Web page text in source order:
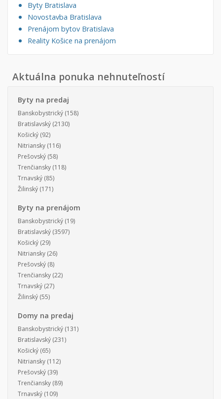
Byty Bratislava
Novostavba Bratislava
Prenájom bytov Bratislava
Reality Košice na prenájom
Aktuálna ponuka nehnuteľností
Byty na predaj
Banskobystrický (158)
Bratislavský (2130)
Košický (92)
Nitriansky (116)
Prešovský (58)
Trenčiansky (118)
Trnavský (85)
Žilinský (171)
Byty na prenájom
Banskobystrický (19)
Bratislavský (3597)
Košický (29)
Nitriansky (26)
Prešovský (8)
Trenčiansky (22)
Trnavský (27)
Žilinský (55)
Domy na predaj
Banskobystrický (131)
Bratislavský (231)
Košický (65)
Nitriansky (112)
Prešovský (39)
Trenčiansky (89)
Trnavský (109)